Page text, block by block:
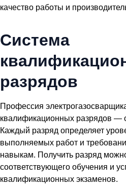
качество работы и
Система
разрядов
Профессия
квалификационных разрядов —
Каждый разряд определяет
выполняемых работ и
навыкам. Получить разряд
соответствующего обучения и
квалификационных экзаменов.